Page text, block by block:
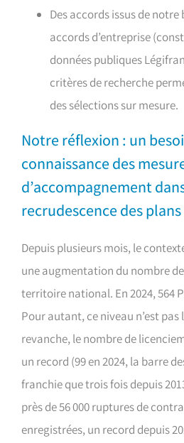
Des accords issus de notre
accords d’entreprise
données publiques
critères de recherche
des sélections sur mesure.
Notre réflexion : un
connaissance des
d’accompagnement
recrudescence des
Depuis plusieurs mois, le
une augmentation du nombre
territoire national. En 2024, 564
Pour autant, ce niveau n’est pas
revanche, le nombre de
un record (99 en 2024, la barre
franchie que trois fois depuis
près de 56 000 ruptures de
enregistrées, un record depuis